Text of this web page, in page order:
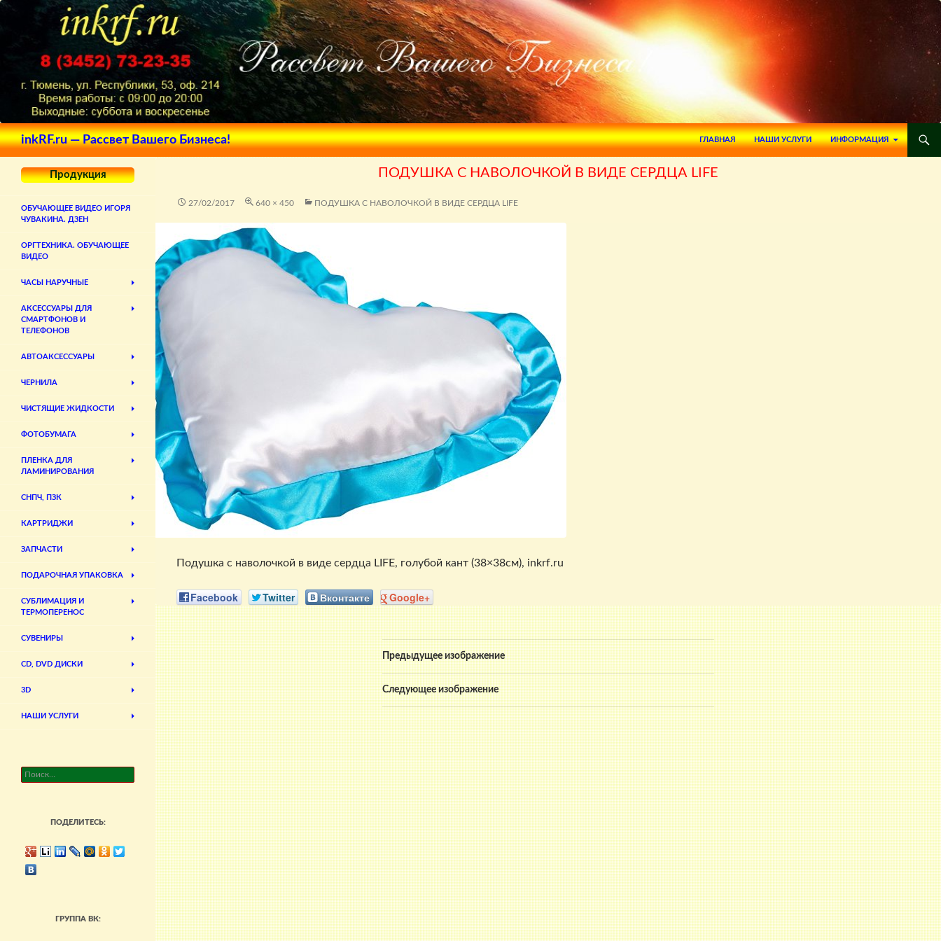
inkRF.ru — Рассвет Вашего Бизнеса!
Поиск
ПЕРЕЙТИ К СОДЕРЖИМОМУ
ГЛАВНАЯ
НАШИ УСЛУГИ ИНФОРМАЦИЯ
ПОДУШКА С НАВОЛОЧКОЙ В ВИДЕ СЕРДЦА LIFE
27/02/2017 640 × 450 ПОДУШКА С НАВОЛОЧКОЙ В ВИДЕ СЕРДЦА LIFE
Подушка с наволочкой в виде сердца LIFE, голубой кант (38×38см), inkrf.ru
Facebook Twitter Вконтакте Google+
Предыдущее изображение
Следующее изображение
Продукция
ОБУЧАЮЩЕЕ ВИДЕО ИГОРЯ
ЧУВАКИНА. ДЗЕН
ОРГТЕХНИКА. ОБУЧАЮЩЕЕ
ВИДЕО
ЧАСЫ НАРУЧНЫЕ
АКСЕССУАРЫ ДЛЯ
СМАРТФОНОВ И
ТЕЛЕФОНОВ
АВТОАКСЕССУАРЫ
ЧЕРНИЛА
ЧИСТЯЩИЕ ЖИДКОСТИ
ФОТОБУМАГА
ПЛЕНКА ДЛЯ
ЛАМИНИРОВАНИЯ
СНПЧ, ПЗК
КАРТРИДЖИ
ЗАПЧАСТИ
ПОДАРОЧНАЯ УПАКОВКА
СУБЛИМАЦИЯ И
ТЕРМОПЕРЕНОС
СУВЕНИРЫ
CD, DVD ДИСКИ
3D
НАШИ УСЛУГИ
Найти:
ПОДЕЛИТЕСЬ:
ГРУППА ВК: